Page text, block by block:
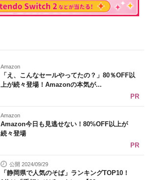
Amazon
「え、こんなセールやってたの？」80％OFF以
上が続々登場！Amazonの本気が...
PR
Amazon
Amazon今日も見逃せない！80%OFF以上が
続々登場
PR
公開 2024/09/29
「静岡県で人気のそば」ランキングTOP10！